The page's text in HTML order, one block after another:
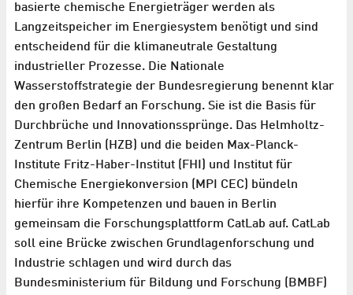
basierte chemische Energieträger werden als
Langzeitspeicher im Energiesystem benötigt und sind
entscheidend für die klimaneutrale Gestaltung
industrieller Prozesse. Die Nationale
Wasserstoffstrategie der Bundesregierung benennt klar
den großen Bedarf an Forschung. Sie ist die Basis für
Durchbrüche und Innovationssprünge. Das Helmholtz-
Zentrum Berlin (HZB) und die beiden Max-Planck-
Institute Fritz-Haber-Institut (FHI) und Institut für
Chemische Energiekonversion (MPI CEC) bündeln
hierfür ihre Kompetenzen und bauen in Berlin
gemeinsam die Forschungsplattform CatLab auf. CatLab
soll eine Brücke zwischen Grundlagenforschung und
Industrie schlagen und wird durch das
Bundesministerium für Bildung und Forschung (BMBF)